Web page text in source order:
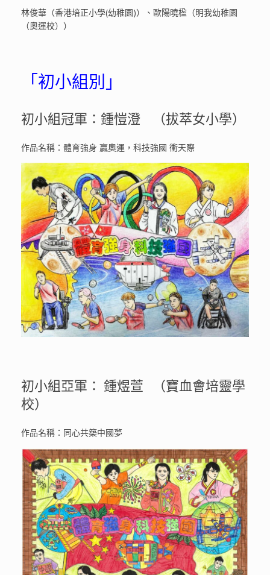
林俊華（香港培正小學(幼稚園)）、歐陽曉楹（明我幼稚園
（奧運校））
「初小組別」
初小組冠軍：鍾愷澄 （拔萃女小學）
作品名稱：體育強身 贏奧運，科技強國 衝天際
初小組亞軍： 鍾煜萱 （寶血會培靈學
校）
作品名稱：同心共築中國夢